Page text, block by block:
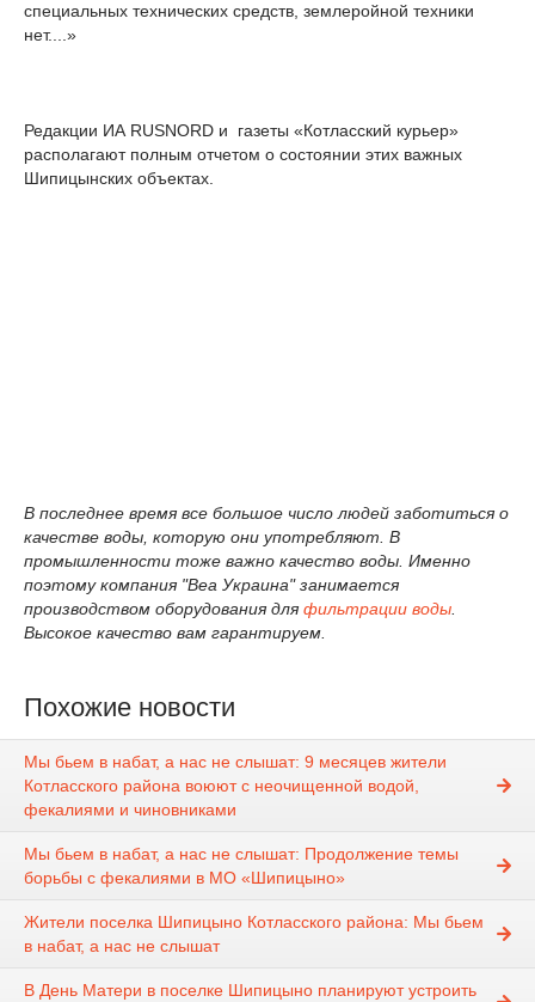
специальных технических средств, землеройной техники
нет....»
Редакции ИА RUSNORD и газеты «Котласский курьер»
располагают полным отчетом о состоянии этих важных
Шипицынских объектах.
В последнее время все большое число людей заботиться о
качестве воды, которую они употребляют. В
промышленности тоже важно качество воды. Именно
поэтому компания "Веа Украина" занимается
производством оборудования для фильтрации воды
Высокое качество вам гарантируем.
Похожие новости
Мы бьем в набат, а нас не слышат: 9 месяцев жители
Котласского района воюют с неочищенной водой,
фекалиями и чиновниками
Мы бьем в набат, а нас не слышат: Продолжение темы
борьбы с фекалиями в МО «Шипицыно»
Жители поселка Шипицыно Котласского района: Мы бьем
в набат, а нас не слышат
В День Матери в поселке Шипицыно планируют устроить